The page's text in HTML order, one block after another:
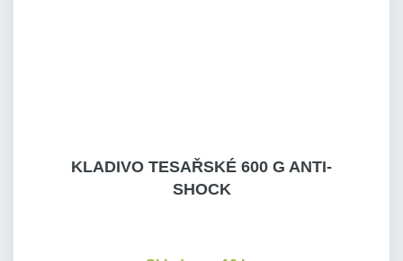
KLADIVO TESAŘSKÉ 600 G ANTI-
SHOCK